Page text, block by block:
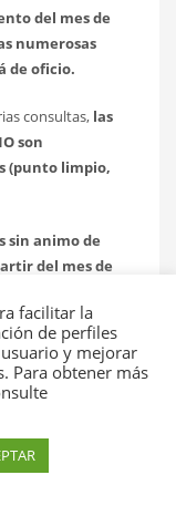
del mes de
numerosas
de oficio.
consultas, las
son
(punto limpio,
sin animo de
del mes de
que está vigente
facilitar la
de perfiles
y mejorar
Para obtener más